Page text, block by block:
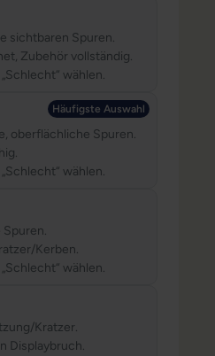
sichtbaren Spuren.
Zubehör vollständig.
wählen.
Häufigste Auswahl Häufigste
oberflächliche Spuren.
wählen.
Kerben.
wählen.
Kratzer.
Displaybruch.